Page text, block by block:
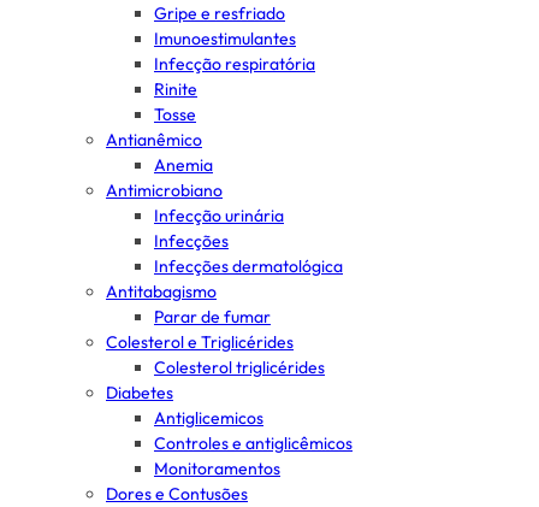
Gripe e resfriado
Imunoestimulantes
Infecção respiratória
Rinite
Tosse
Antianêmico
Anemia
Antimicrobiano
Infecção urinária
Infecções
Infecções dermatológica
Antitabagismo
Parar de fumar
Colesterol e Triglicérides
Colesterol triglicérides
Diabetes
Antiglicemicos
Controles e antiglicêmicos
Monitoramentos
Dores e Contusões